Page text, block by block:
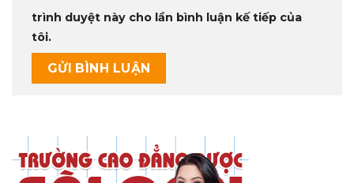
trình duyệt này cho lần bình luận kế tiếp của
tôi.